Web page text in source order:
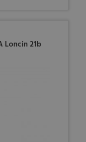
Loncin 21b